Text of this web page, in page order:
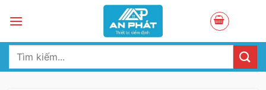
Tìm